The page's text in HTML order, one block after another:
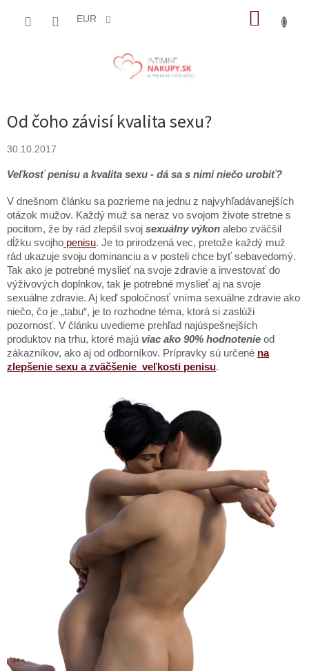
EUR
Od čoho závisí kvalita sexu?
30.10.2017
Veľkosť penisu a kvalita sexu - dá sa s nimi niečo urobiť?
V dnešnom článku sa pozrieme na jednu z najvyhľadávanejších
otázok mužov. Každý muž sa neraz vo svojom živote stretne s
pocitom, že by rád zlepšil svoj sexuálny výkon alebo zväčšil
dĺžku svojho penisu. Je to prirodzená vec, pretože každý muž
rád ukazuje svoju dominanciu a v posteli chce byť sebavedomý.
Tak ako je potrebné myslieť na svoje zdravie a investovať do
výživových doplnkov, tak je potrebné myslieť aj na svoje
sexuálne zdravie. Aj keď spoločnosť vníma sexuálne zdravie ako
niečo, čo je „tabu“, je to rozhodne téma, ktorá si zaslúži
pozornosť. V článku uvedieme prehľad najúspešnejších
produktov na trhu, ktoré majú viac ako 90% hodnotenie od
zákazníkov, ako aj od odborníkov. Prípravky sú určené na
zlepšenie sexu a zväčšenie veľkosti penisu.